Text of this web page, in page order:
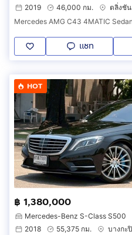
2019
46,000 กม.
ตลิ่งชั
Mercedes AMG C43 4MATIC
แชท
HOT
฿ 1,380,000
Mercedes-Benz S-Class S500
2018
55,375 กม.
บางกะ